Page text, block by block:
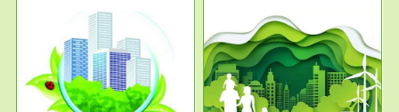
服务范围
政府/园区级VOCs综合管控服务